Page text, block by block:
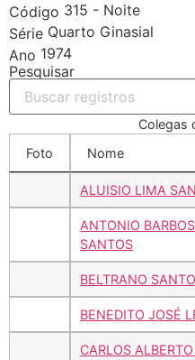
Código 315 - Noite
Série Quarto Ginasial
Ano 1974
Pesquisar
Colegas
Foto
Nome
ALUISIO LIMA
ANTONIO
SANTOS
BELTRANO
BENEDITO JOSÉ
CARLOS